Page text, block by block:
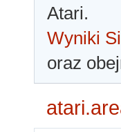
Atari.
Wyniki
oraz